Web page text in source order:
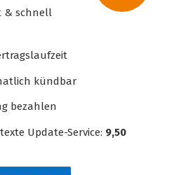
& schnell
kündbar
bezahlen
Update-Service: 9,50